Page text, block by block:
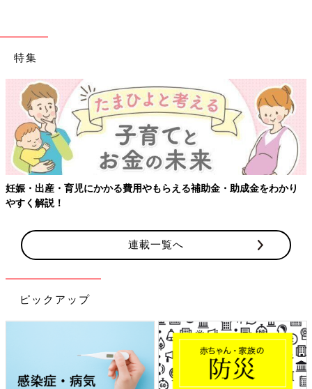
特集
妊娠・出産・育児にかかる費用やもらえる補助金・助成金をわかり
やすく解説！
連載一覧へ
ピックアップ